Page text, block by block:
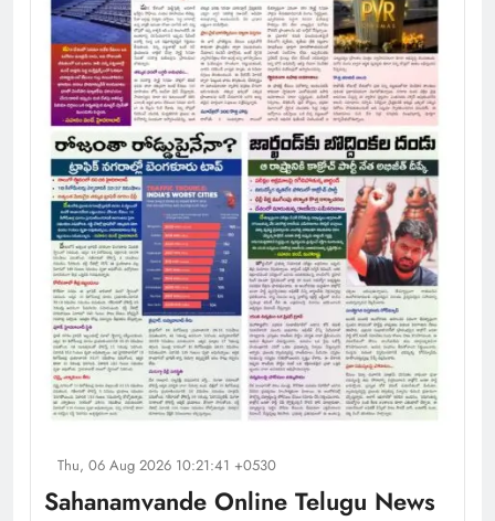
Thu, 06 Aug 2026 10:21:41 +0530
Sahanamvande Online Telugu News